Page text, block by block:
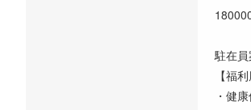
駐在
【福
・健